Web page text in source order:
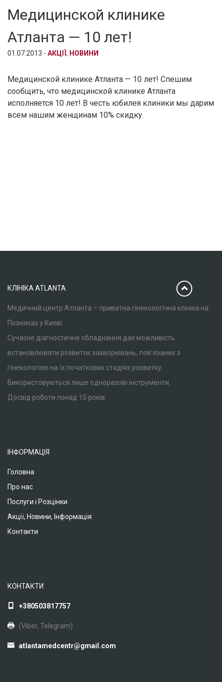
Медицинской клинике
Атланта — 10 лет!
01.07.2013 - АКЦІЇ , НОВИНИ
Медицинской клинике Атланта — 10 лет! Спешим
сообщить, что медицинской клинике Атланта
исполняется 10 лет! В честь юбилея клиники мы дарим
всем нашим женщинам 10% скидку.
КЛІНІКА ATLANTA
Медичний центр Атланта – приватна гінекологічна клініка на
Позняках у Києві.
Сучасне діагностичне обладнання дає можливість
встановлювати розвиток захворювань, пов’язаних з
гінекологією на їх початкових стадіях розвитку.
Використовуються лише одноразові інструменти.
Досвід роботи понад 15 років.
ІНФОРМАЦІЯ
Головна
Про нас
Послуги і Розцінки
Акції, Новини, Інформація
Контакти
КОНТАКТИ
+380503817757
(Viber, Telegram)
atlantamedcentr@gmail.com